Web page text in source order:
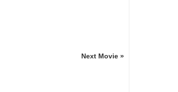
Next Movie »